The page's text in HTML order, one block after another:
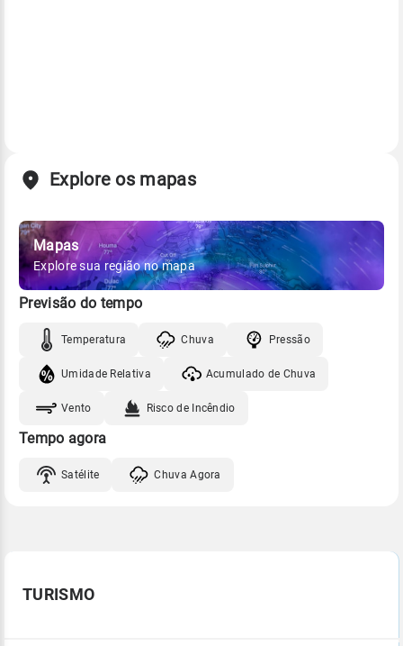
Explore os mapas
Mapas
Explore sua região no mapa
Previsão do tempo
Temperatura Chuva Pressão
Umidade Relativa Acumulado de Chuva
Vento Risco de Incêndio
Tempo agora
Satélite Chuva Agora
TURISMO